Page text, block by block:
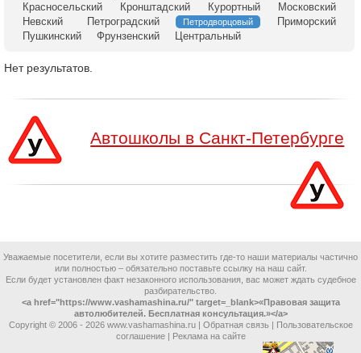
Красносельский
Кронштадский Курортный
Московский
Невский
Петроградский Петродворцовый
Приморский
Пушкинский
Фрунзенский Центральный
Нет результатов.
Автошколы в Санкт-Петербурге
Уважаемые посетители, если вы хотите разместить где-то наши материалы частично
или полностью – обязательно поставьте ссылку на наш сайт.
Если будет установлен факт незаконного использования, вас может ждать судебное
разбирательство.
<a href="https://www.vashamashina.ru/" target=_blank>«Правовая защита
автолюбителей. Бесплатная консультация.»</a>
Copyright © 2006 - 2026 www.vashamashina.ru | Обратная связь | Пользовательское
соглашение| Реклама на сайте